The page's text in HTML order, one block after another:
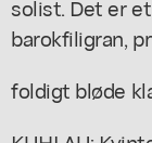
solist. Det er
barokfiligran,
foldigt bløde